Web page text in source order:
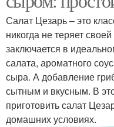
Салат Цезарь – это
никогда не теряет
заключается в
салата, ароматного
сыра. А добавление
сытным и вкусным. В
приготовить салат
домашних условиях.